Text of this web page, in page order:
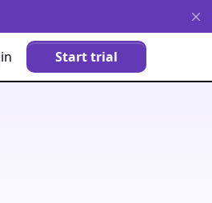
Start trial